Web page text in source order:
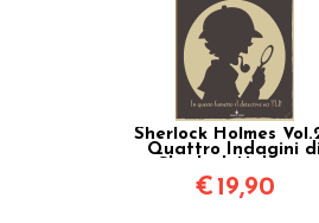
Sherlock Holmes
Quattro Indagini
Fumettogame
€ 19,90